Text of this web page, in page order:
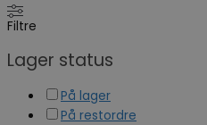
Filtre
Lager status
På lager
På restordre